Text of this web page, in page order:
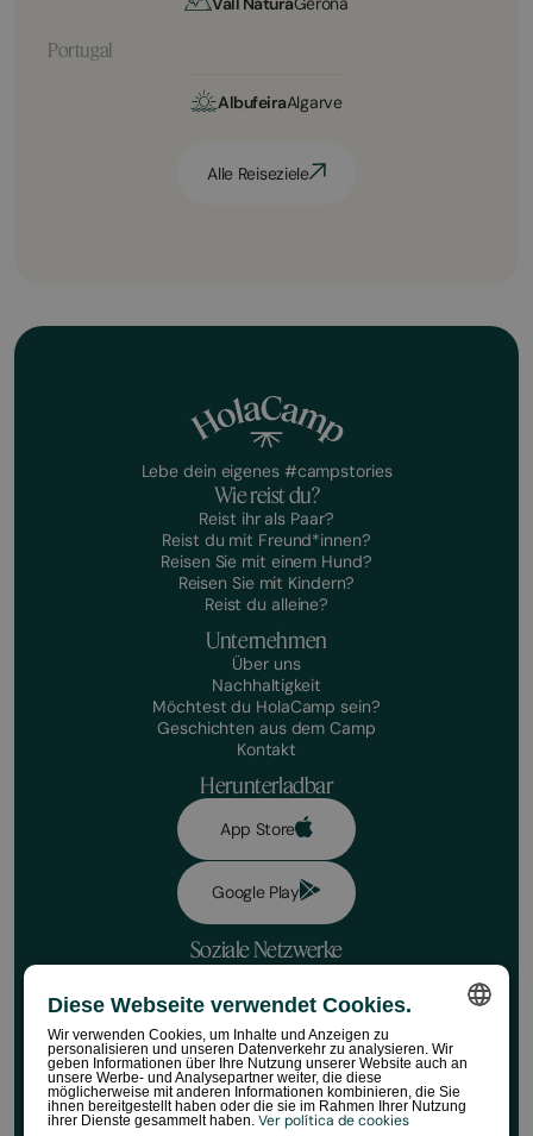
Jetzt buchen!
Fechas
Portugal
AlbufeiraAlgarve
Alle Reiseziele
Lebe dein eigenes #campstories
Wie reist du?
Reist ihr als Paar?
Reist du mit Freund*innen?
Reisen Sie mit einem Hund?
Reisen Sie mit Kindern?
Reist du alleine?
Unternehmen
Über uns
Nachhaltigkeit
Möchtest du HolaCamp sein?
Geschichten aus dem Camp
Kontakt
Herunterladbar
App Store
Google Play
Soziale Netzwerke
Datenschutzrichtlinie
Buchungsbedingungen
Haftungsausschluss
Richtlinien für soziale Medien
Cookie-Richtlinie
Regeln für den HolaCamp Store
SPANISH
ENGLISH
Diese Webseite verwendet Cookies.
Wir verwenden Cookies, um Inhalte und Anzeigen zu
personalisieren und unseren Datenverkehr zu analysieren. Wir
geben Informationen über Ihre Nutzung unserer Website auch an
unsere Werbe- und Analysepartner weiter, die diese
möglicherweise mit anderen Informationen kombinieren, die Sie
ihnen bereitgestellt haben oder die sie im Rahmen Ihrer Nutzung
ihrer Dienste gesammelt haben. Ver política de cookies